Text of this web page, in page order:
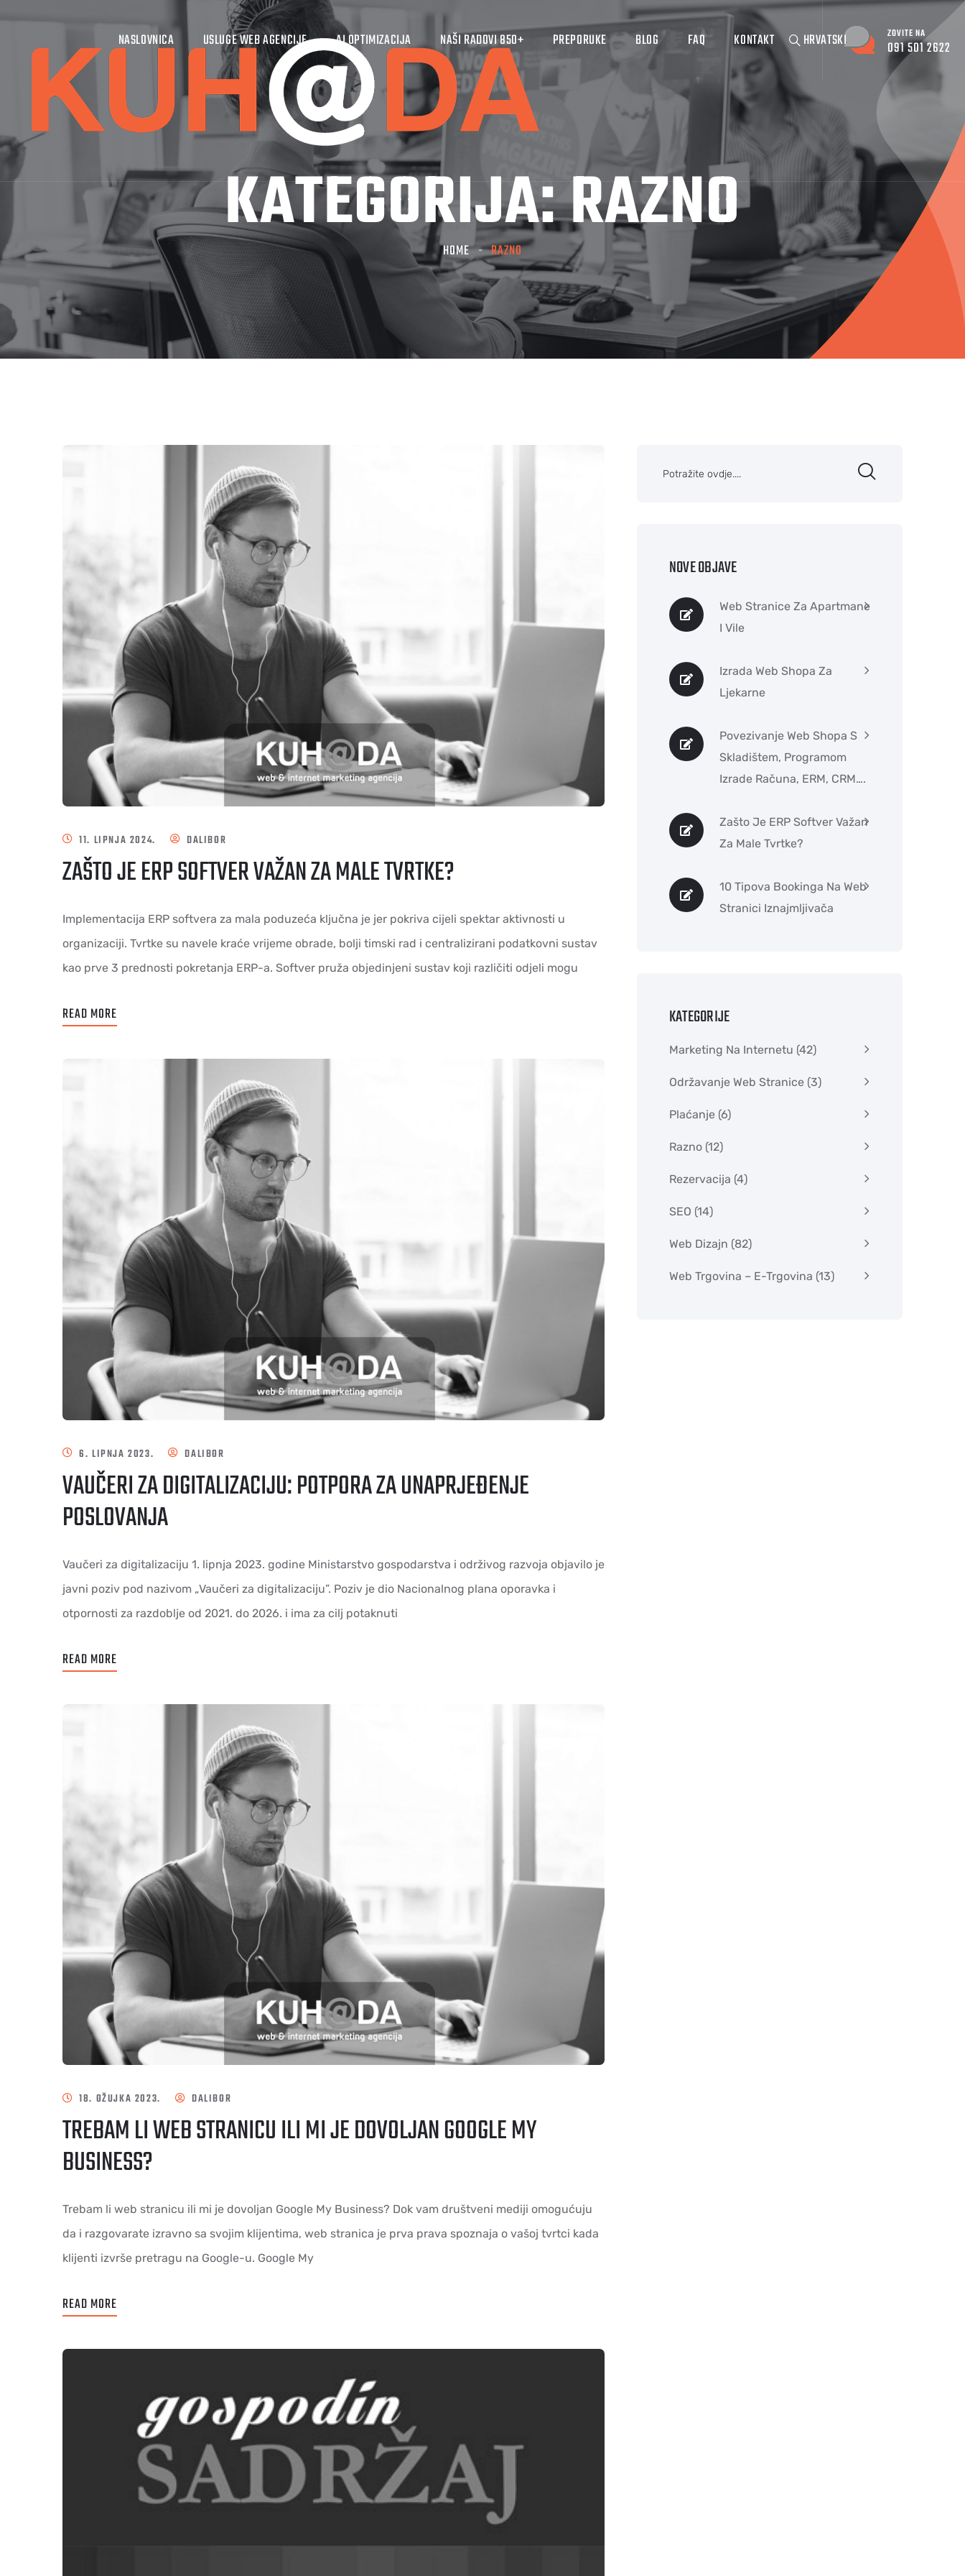
NASLOVNICA USLUGE WEB AGENCIJE AI OPTIMIZACIJA NAŠI RADOVI 850+ PREPORUKE BLOG FAQ KONTAKT HRVATSKI ZOVITE NA
091 501 2622
KATEGORIJA:RAZNO
HOME RAZNO
11. LIPNJA 2024. DALIBOR
ZAŠTO JE ERP SOFTVER VAŽAN ZA MALE TVRTKE?
Implementacija ERP softvera za mala poduzeća ključna je jer pokriva cijeli spektar aktivnosti u
organizaciji. Tvrtke su navele kraće vrijeme obrade, bolji timski rad i centralizirani podatkovni sustav
kao prve 3 prednosti pokretanja ERP-a. Softver pruža objedinjeni sustav koji različiti odjeli mogu
READ MORE
6. LIPNJA 2023. DALIBOR
VAUČERI ZA DIGITALIZACIJU: POTPORA ZA UNAPRJEĐENJE
POSLOVANJA
Vaučeri za digitalizaciju 1. lipnja 2023. godine Ministarstvo gospodarstva i održivog razvoja objavilo je
javni poziv pod nazivom „Vaučeri za digitalizaciju”. Poziv je dio Nacionalnog plana oporavka i
otpornosti za razdoblje od 2021. do 2026. i ima za cilj potaknuti
READ MORE
18. OŽUJKA 2023. DALIBOR
TREBAM LI WEB STRANICU ILI MI JE DOVOLJAN GOOGLE MY
BUSINESS?
Trebam li web stranicu ili mi je dovoljan Google My Business? Dok vam društveni mediji omogućuju
da i razgovarate izravno sa svojim klijentima, web stranica je prva prava spoznaja o vašoj tvrtci kada
klijenti izvrše pretragu na Google-u. Google My
READ MORE
NOVE OBJAVE
Web Stranice Za Apartmane
I Vile
Izrada Web Shopa Za
Ljekarne
Povezivanje Web Shopa S
Skladištem, Programom
Izrade Računa, ERM, CRM….
Zašto Je ERP Softver Važan
Za Male Tvrtke?
10 Tipova Bookinga Na Web
Stranici Iznajmljivača
KATEGORIJE
Marketing Na Internetu (42)
Održavanje Web Stranice (3)
Plaćanje (6)
Razno (12)
Rezervacija (4)
SEO (14)
Web Dizajn (82)
Web Trgovina – E-Trgovina (13)